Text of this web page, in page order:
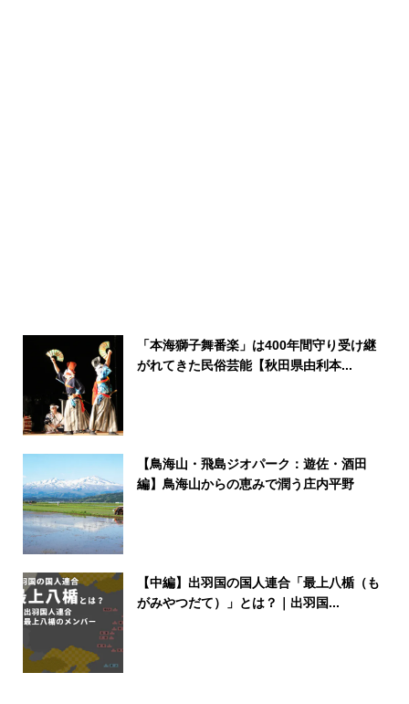
「本海獅子舞番楽」は400年間守り受け継
がれてきた民俗芸能【秋田県由利本...
【鳥海山・飛島ジオパーク：遊佐・酒田
編】鳥海山からの恵みで潤う庄内平野
【中編】出羽国の国人連合「最上八楯（も
がみやつだて）」とは？｜出羽国...